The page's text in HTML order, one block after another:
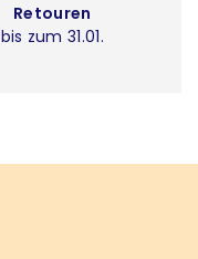
Retouren
bis zum 31.01.